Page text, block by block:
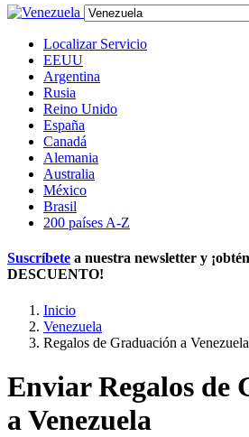
Localizar Servicio
EEUU
Argentina
Rusia
Reino Unido
España
Canadá
Alemania
Australia
México
Brasil
200 países A-Z
Suscríbete a nuestra newsletter y
DESCUENTO!
Inicio
Venezuela
Regalos de Graduación a Venezuela
Enviar Regalos de
a Venezuela